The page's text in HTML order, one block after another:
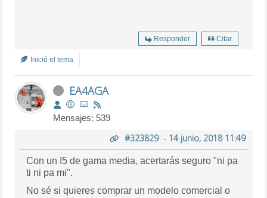
Responder Citar
Inició el tema
EA4AGA
Mensajes: 539
#323829- 14 junio, 2018 11:49
Con un I5 de gama media, acertarás seguro "ni pa
ti ni pa mi".
No sé si quieres comprar un modelo comercial o